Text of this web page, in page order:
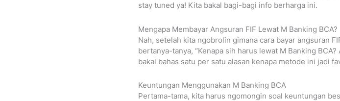
stay tuned ya! Kita bakal bagi-bagi info berharga ini.
Mengapa Membayar Angsuran FIF Lewat M Banking BCA?
Nah, setelah kita ngobrolin gimana cara bayar angsuran
bertanya-tanya, “Kenapa sih harus lewat M Banking
bakal bahas satu per satu alasan kenapa metode ini jadi
Keuntungan Menggunakan M Banking BCA
Pertama-tama, kita harus ngomongin soal keuntungan